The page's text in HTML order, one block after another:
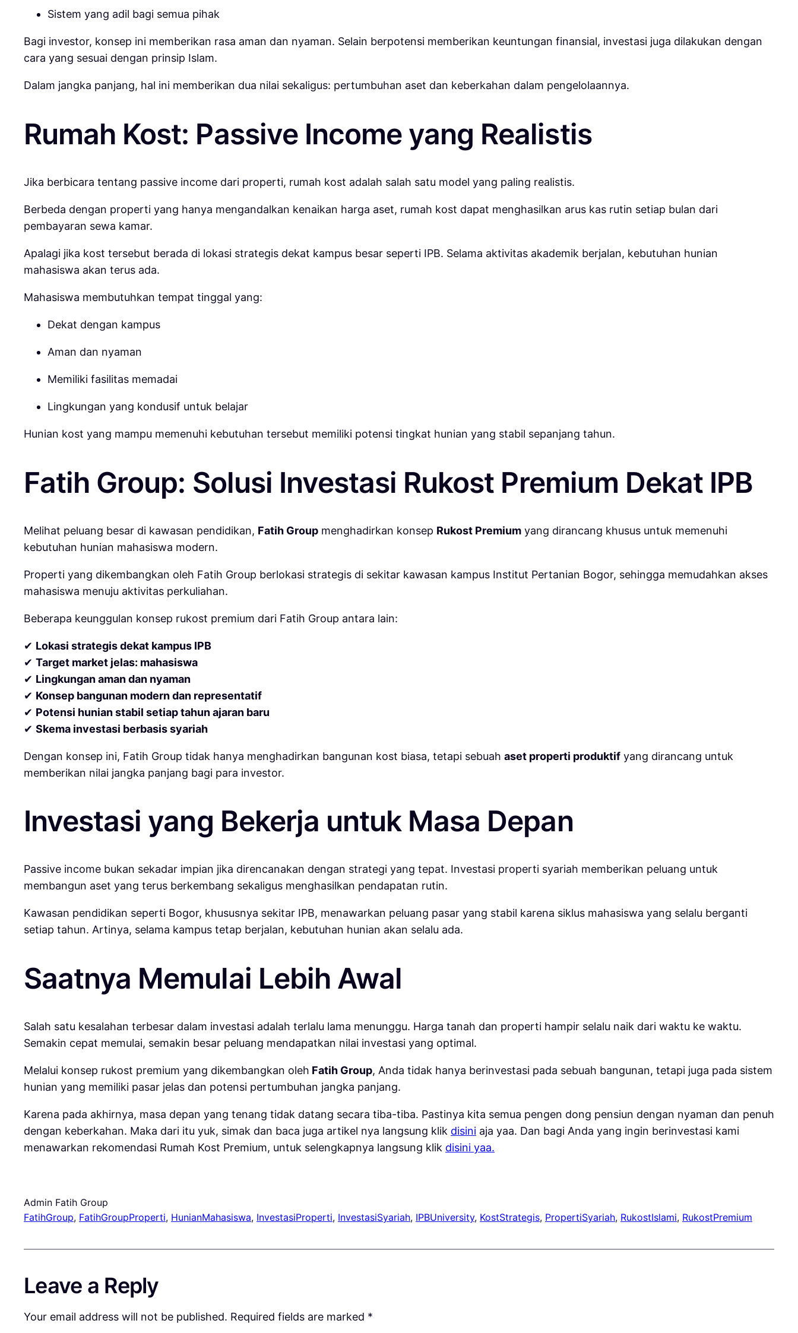
Sistem yang adil bagi semua pihak
Bagi investor, konsep ini memberikan rasa aman dan nyaman. Selain berpotensi memberikan keuntungan finansial, investasi juga dilakukan dengan
cara yang sesuai dengan prinsip Islam.
Dalam jangka panjang, hal ini memberikan dua nilai sekaligus: pertumbuhan aset dan keberkahan dalam pengelolaannya.
Rumah Kost: Passive Income yang Realistis
Jika berbicara tentang passive income dari properti, rumah kost adalah salah satu model yang paling realistis.
Berbeda dengan properti yang hanya mengandalkan kenaikan harga aset, rumah kost dapat menghasilkan arus kas rutin setiap bulan dari
pembayaran sewa kamar.
Apalagi jika kost tersebut berada di lokasi strategis dekat kampus besar seperti IPB. Selama aktivitas akademik berjalan, kebutuhan hunian
mahasiswa akan terus ada.
Mahasiswa membutuhkan tempat tinggal yang:
Dekat dengan kampus
Aman dan nyaman
Memiliki fasilitas memadai
Lingkungan yang kondusif untuk belajar
Hunian kost yang mampu memenuhi kebutuhan tersebut memiliki potensi tingkat hunian yang stabil sepanjang tahun.
Fatih Group: Solusi Investasi Rukost Premium Dekat IPB
Melihat peluang besar di kawasan pendidikan, Fatih Group menghadirkan konsep Rukost Premium yang dirancang khusus untuk memenuhi
kebutuhan hunian mahasiswa modern.
Properti yang dikembangkan oleh Fatih Group berlokasi strategis di sekitar kawasan kampus Institut Pertanian Bogor, sehingga memudahkan akses
mahasiswa menuju aktivitas perkuliahan.
Beberapa keunggulan konsep rukost premium dari Fatih Group antara lain:
✔ Lokasi strategis dekat kampus IPB
✔ Target market jelas: mahasiswa
✔ Lingkungan aman dan nyaman
✔ Konsep bangunan modern dan representatif
✔ Potensi hunian stabil setiap tahun ajaran baru
✔ Skema investasi berbasis syariah
Dengan konsep ini, Fatih Group tidak hanya menghadirkan bangunan kost biasa, tetapi sebuah aset properti produktif yang dirancang untuk
memberikan nilai jangka panjang bagi para investor.
Investasi yang Bekerja untuk Masa Depan
Passive income bukan sekadar impian jika direncanakan dengan strategi yang tepat. Investasi properti syariah memberikan peluang untuk
membangun aset yang terus berkembang sekaligus menghasilkan pendapatan rutin.
Kawasan pendidikan seperti Bogor, khususnya sekitar IPB, menawarkan peluang pasar yang stabil karena siklus mahasiswa yang selalu berganti
setiap tahun. Artinya, selama kampus tetap berjalan, kebutuhan hunian akan selalu ada.
Saatnya Memulai Lebih Awal
Salah satu kesalahan terbesar dalam investasi adalah terlalu lama menunggu. Harga tanah dan properti hampir selalu naik dari waktu ke waktu.
Semakin cepat memulai, semakin besar peluang mendapatkan nilai investasi yang optimal.
Melalui konsep rukost premium yang dikembangkan oleh Fatih Group, Anda tidak hanya berinvestasi pada sebuah bangunan, tetapi juga pada sistem
hunian yang memiliki pasar jelas dan potensi pertumbuhan jangka panjang.
Karena pada akhirnya, masa depan yang tenang tidak datang secara tiba-tiba. Pastinya kita semua pengen dong pensiun dengan nyaman dan penuh
dengan keberkahan. Maka dari itu yuk, simak dan baca juga artikel nya langsung klik disini aja yaa. Dan bagi Anda yang ingin berinvestasi kami
menawarkan rekomendasi Rumah Kost Premium, untuk selengkapnya langsung klik disini yaa.
Admin Fatih Group
FatihGroup, FatihGroupProperti, HunianMahasiswa, InvestasiProperti, InvestasiSyariah, IPBUniversity, KostStrategis, PropertiSyariah, RukostIslami, RukostPremium
Leave a Reply
Your email address will not be published. Required fields are marked *